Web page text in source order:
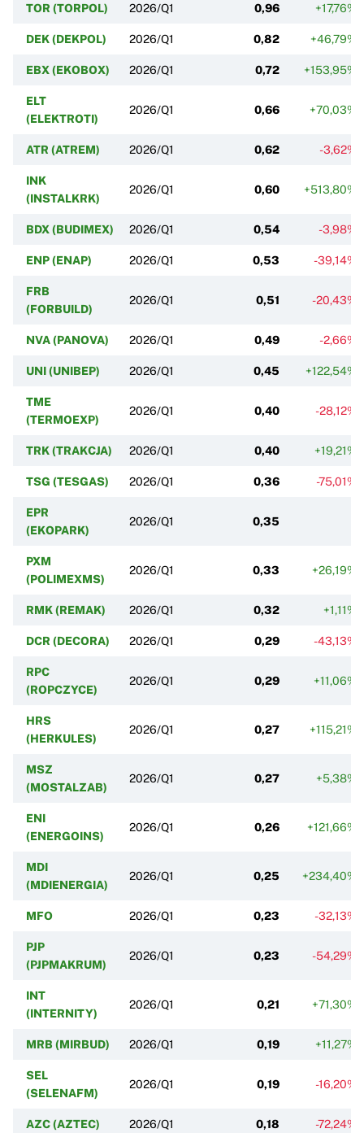
TOR (TORPOL) 2026/Q1 0,96 +17,76%
DEK (DEKPOL) 2026/Q1 0,82 +46,79%
EBX (EKOBOX) 2026/Q1 0,72 +153,95%
ELT
(ELEKTROTI)
2026/Q1 0,66 +70,03%
ATR (ATREM) 2026/Q1 0,62 -3,62%
INK
(INSTALKRK)
2026/Q1 0,60 +513,80%
BDX (BUDIMEX) 2026/Q1 0,54 -3,98%
ENP (ENAP) 2026/Q1 0,53 -39,14%
FRB
(FORBUILD)
2026/Q1 0,51 -20,43%
NVA (PANOVA) 2026/Q1 0,49 -2,66%
UNI (UNIBEP) 2026/Q1 0,45 +122,54%
TME
(TERMOEXP)
2026/Q1 0,40 -28,12%
TRK (TRAKCJA) 2026/Q1 0,40 +19,21%
TSG (TESGAS) 2026/Q1 0,36 -75,01%
EPR
(EKOPARK)
2026/Q1 0,35
PXM
(POLIMEXMS)
2026/Q1 0,33 +26,19%
RMK (REMAK) 2026/Q1 0,32 +1,11%
DCR (DECORA) 2026/Q1 0,29 -43,13%
RPC
(ROPCZYCE)
2026/Q1 0,29 +11,06%
HRS
(HERKULES)
2026/Q1 0,27 +115,21%
MSZ
(MOSTALZAB)
2026/Q1 0,27 +5,38%
ENI
(ENERGOINS)
2026/Q1 0,26 +121,66%
MDI
(MDIENERGIA)
2026/Q1 0,25 +234,40%
MFO 2026/Q1 0,23 -32,13%
PJP
(PJPMAKRUM)
2026/Q1 0,23 -54,29%
INT
(INTERNITY)
2026/Q1 0,21 +71,30%
MRB (MIRBUD) 2026/Q1 0,19 +11,27%
SEL
(SELENAFM)
2026/Q1 0,19 -16,20%
AZC (AZTEC) 2026/Q1 0,18 -72,24%